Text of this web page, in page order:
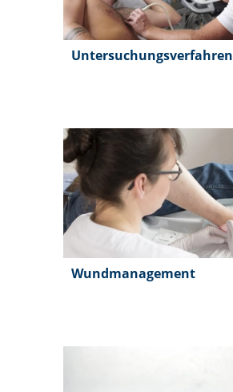
Untersuchungsverfahren
Wundmanagement